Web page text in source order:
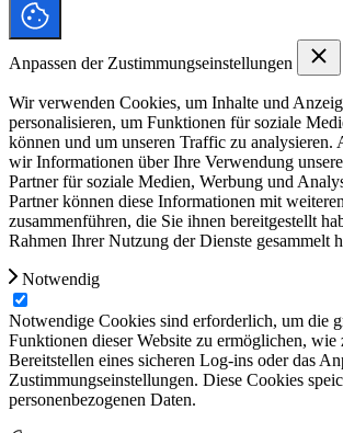
Anpassen der Zustimmungseinstellungen
Wir verwenden Cookies, um Inhalte und
personalisieren, um Funktionen für soziale
können und um unseren Traffic zu analysieren.
wir Informationen über Ihre Verwendung
Partner für soziale Medien, Werbung und
Partner können diese Informationen mit
zusammenführen, die Sie ihnen bereitgestellt
Rahmen Ihrer Nutzung der Dienste gesammelt
Notwendig
Notwendige Cookies sind erforderlich, um die
Funktionen dieser Website zu ermöglichen, wie
Bereitstellen eines sicheren Log-ins oder das
Zustimmungseinstellungen. Diese Cookies
personenbezogenen Daten.